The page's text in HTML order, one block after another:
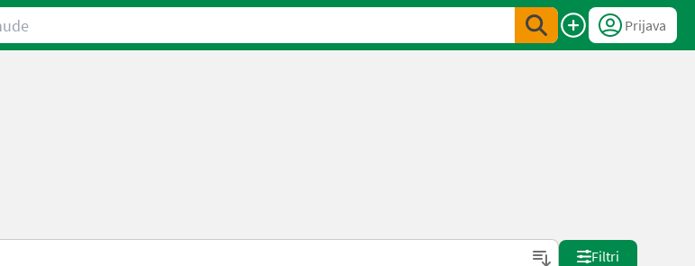
Prijava
Filtri